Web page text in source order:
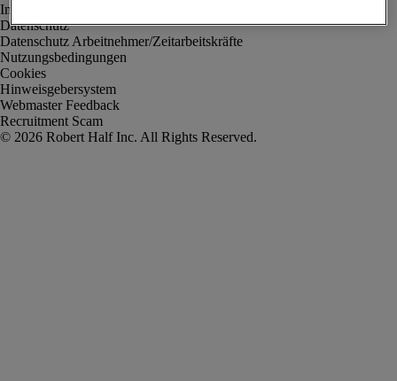
Impressum
Datenschutz
Datenschutz Arbeitnehmer/Zeitarbeitskräfte
Nutzungsbedingungen
Cookies
Hinweisgebersystem
Webmaster Feedback
Recruitment Scam